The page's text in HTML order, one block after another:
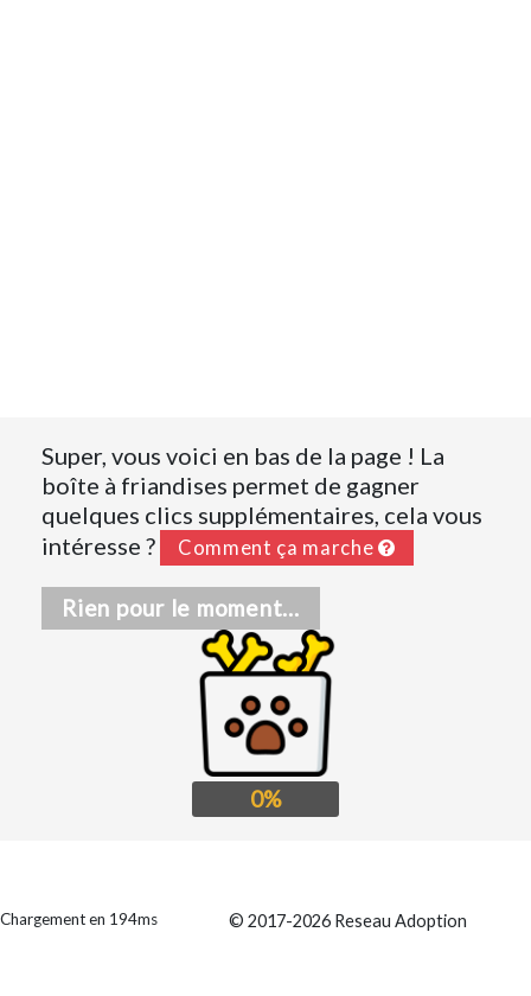
Super, vous voici en bas de la page ! La
boîte à friandises permet de gagner
quelques clics supplémentaires, cela vous
intéresse ?
Comment ça marche
Rien pour le moment...
0%
Chargement en 194ms © 2017-2026 Reseau Adoption